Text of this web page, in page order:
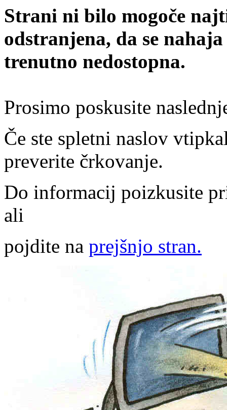
Strani ni bilo mogoče
odstranjena, da se
trenutno nedostopna.
Prosimo poskusite
Če ste spletni naslov
preverite črkovanje.
Do informacij poizkusite
ali
pojdite na prejšnjo stran.